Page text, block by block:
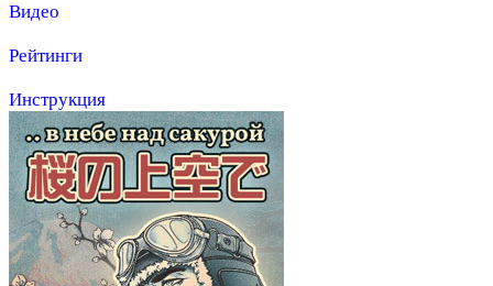
Видео
Рейтинги
Инструкция